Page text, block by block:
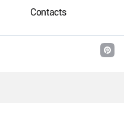
Contacts